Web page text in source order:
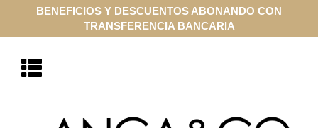
BENEFICIOS Y DESCUENTOS ABONANDO CON
TRANSFERENCIA BANCARIA